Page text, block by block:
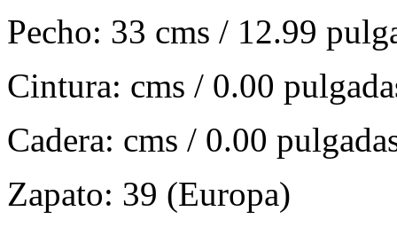
Pecho: 33 cms / 12.99
Cintura: cms / 0.00
Cadera: cms / 0.00
Zapato: 39 (Europa)